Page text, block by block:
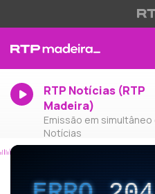
RTP Notícias (RTP
Madeira)
Emissão em simultâneo
Notícias